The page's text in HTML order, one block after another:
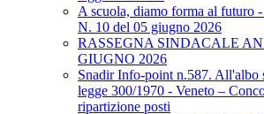
A scuola, diamo forma al futuro
N. 10 del 05 giugno 2026
RASSEGNA SINDACALE
GIUGNO 2026
Snadir Info-point n.587. All'albo
legge 300/1970 - Veneto –
ripartizione posti